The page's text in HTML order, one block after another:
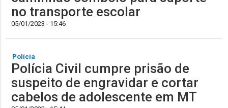
no transporte escolar
05/01/2023 - 15:46
Polícia
Polícia Civil cumpre prisão de
suspeito de engravidar e cortar
cabelos de adolescente em MT